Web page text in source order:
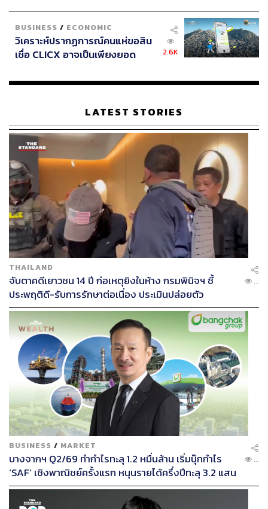
ส่วนคนดังที่สร้างกระแสให้กับพรรคพลังประชารัฐ มีดังนี้
กลุ่มตระกูลอัศวเหม
วทันยา วงษ์โอภาสี (มาดามเดียร์)
สงกานต์ อัจฉริยะทรัพย์ (ทนายความ)
เดชนัฐวิทย์ เตริยาภิรมย์ (ลูกชายของบุญทรง เตริยา
ภิรมย์)
เชษฐวุฒิ วัชรคุณ (นักแสดง)
เวสป้า อาร์สยาม (ศิลปิน)
อ้อแอ้-นพวรรณ หัวใจมั่น (พริตตี้)
ภาพประกอบ:Dreaminem
TAGS: การเลือกตั้ง
การจัดตั้งพรรคการเมือง
เลือกตั้ง101
BUSINESS / ECONOMIC
วิเคราะห์ปรากฏการณ์คนแห่ขอสิน
เชื่อ CLICX อาจเป็นเพียงยอด
เรือนไทยที่ถูกซุกไว้
2.6K
LATEST STORIES
THAILAND
จับตาคดีเยาวชน 14 ปี ก่อเหตุยิงในห้าง กรมพินิจฯ ชี้
ประพฤติดี-รับการรักษาต่อเนื่อง ประเมินปล่อยตัว
...
BUSINESS / MARKET
บางจากฯ Q2/69 ทำกำไรทะลุ 1.2 หมื่นล้าน เริ่มบุ๊กกำไร
‘SAF’ เชิงพาณิชย์ครั้งแรก หนุนรายได้ครึ่งปีทะลุ 3.2 แสน
ล้าน
...